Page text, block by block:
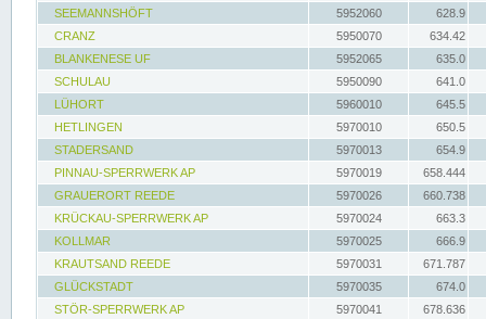
SEEMANNSHÖFT
5952060
628.9
CRANZ
5950070
634.42
BLANKENESE UF
5952065
635.0
SCHULAU
5950090
641.0
LÜHORT
5960010
645.5
HETLINGEN
5970010
650.5
STADERSAND
5970013
654.9
PINNAU-SPERRWERK AP
5970019
658.444
GRAUERORT REEDE
5970026
660.738
KRÜCKAU-SPERRWERK AP
5970024
663.3
KOLLMAR
5970025
666.9
KRAUTSAND REEDE
5970031
671.787
GLÜCKSTADT
5970035
674.0
STÖR-SPERRWERK AP
5970041
678.636